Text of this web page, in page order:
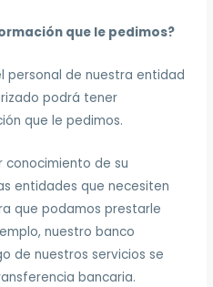
que le pedimos?
personal de nuestra entidad
podrá tener
que le pedimos.
conocimiento de su
entidades que necesiten
que podamos prestarle
nuestro banco
de nuestros servicios se
bancaria.